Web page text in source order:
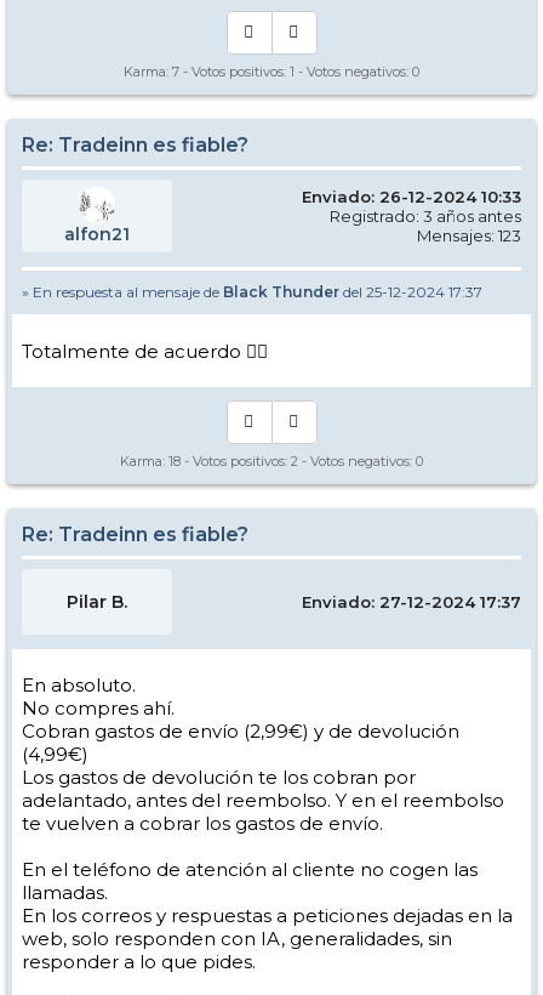
Karma: 7 - Votos positivos: 1 - Votos negativos: 0
Re: Tradeinn es fiable?
alfon21
Enviado: 26-12-2024 10:33
Registrado: 3 años antes
Mensajes: 123
» En respuesta al mensaje de Black Thunder del 25-12-2024 17:37
Totalmente de acuerdo 👍🏻
Karma: 18 - Votos positivos: 2 - Votos negativos: 0
Re: Tradeinn es fiable?
Pilar B. Enviado: 27-12-2024 17:37
En absoluto.
No compres ahí.
Cobran gastos de envío (2,99€) y de devolución
(4,99€)
Los gastos de devolución te los cobran por
adelantado, antes del reembolso. Y en el reembolso
te vuelven a cobrar los gastos de envío.
En el teléfono de atención al cliente no cogen las
llamadas.
En los correos y respuestas a peticiones dejadas en la
web, solo responden con IA, generalidades, sin
responder a lo que pides.